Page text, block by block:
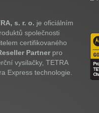
s. r. o. je oficiálním
společnosti
certifikovaného
Partnerpro
vysilačky, TETRA
Express technologie.